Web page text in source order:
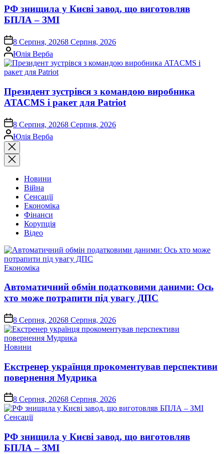
РФ знищила у Києві завод, що виготовляв
БПЛА – ЗМІ
on8 Серпня, 20268 Серпня, 2026
Опубліковано
Юлія Верба
Президент зустрівся з командою виробника
ATACMS і ракет для Patriot
on8 Серпня, 20268 Серпня, 2026
Опубліковано
Юлія Верба
Закрити
пошук
Новини
Війна
Сенсації
Економіка
Фінанси
Корупція
Відео
Опублікувати
Економіка
Автоматичний обмін податковими даними: Ось
хто може потрапити під увагу ДПС
on8 Серпня, 20268 Серпня, 2026
Опублікувати
Новини
Екстренер українця прокоментував перспективи
повернення Мудрика
on8 Серпня, 20268 Серпня, 2026
Опублікувати
Сенсації
РФ знищила у Києві завод, що виготовляв
БПЛА – ЗМІ